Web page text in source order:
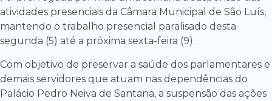
atividades presenciais da Câmara Municipal de São Luís,
mantendo o trabalho presencial paralisado desta
segunda (5) até a próxima sexta-feira (9).
Com objetivo de preservar a saúde dos parlamentares e
demais servidores que atuam nas dependências do
Palácio Pedro Neiva de Santana, a suspensão das ações